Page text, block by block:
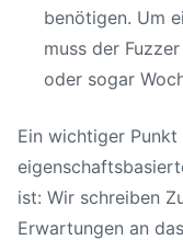
benötigen. Um
muss der
oder sogar
Ein wichtiger
ist: Wir schreiben
Erwartungen an